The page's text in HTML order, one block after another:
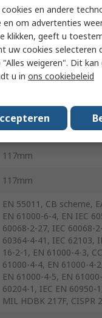
IP20
-10°C
70°C
117mm
117mm
EN 55011, CB scheme,
EN 61000-6-4, EN IEC
60068-2-27, IEC 60068-
60364-4-41, IEC 62103,
16-2-1, EN 61000-4-3,
61000-4-4, EN 61000-4-
EN 61000-4-5, EN
60204-1, IEC EN 60950-
MIL HDBK 217F, CISPR
cookies en andere
en om advertenties
klikken, geeft u
uw cookies
weigeren". Dit
u in ons cookiebeleid